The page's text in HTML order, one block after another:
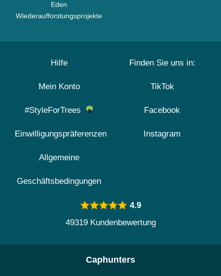
Eden
Wiederaufforstungsprojekte
Hilfe
Mein Konto
#StyleForTrees
Einwilligungspräferenzen
Allgemeine
Geschäftsbedingungen
Finden Sie uns in:
TikTok
Facebook
Instagram
4.9
49319 Kundenbewertung
Caphunters